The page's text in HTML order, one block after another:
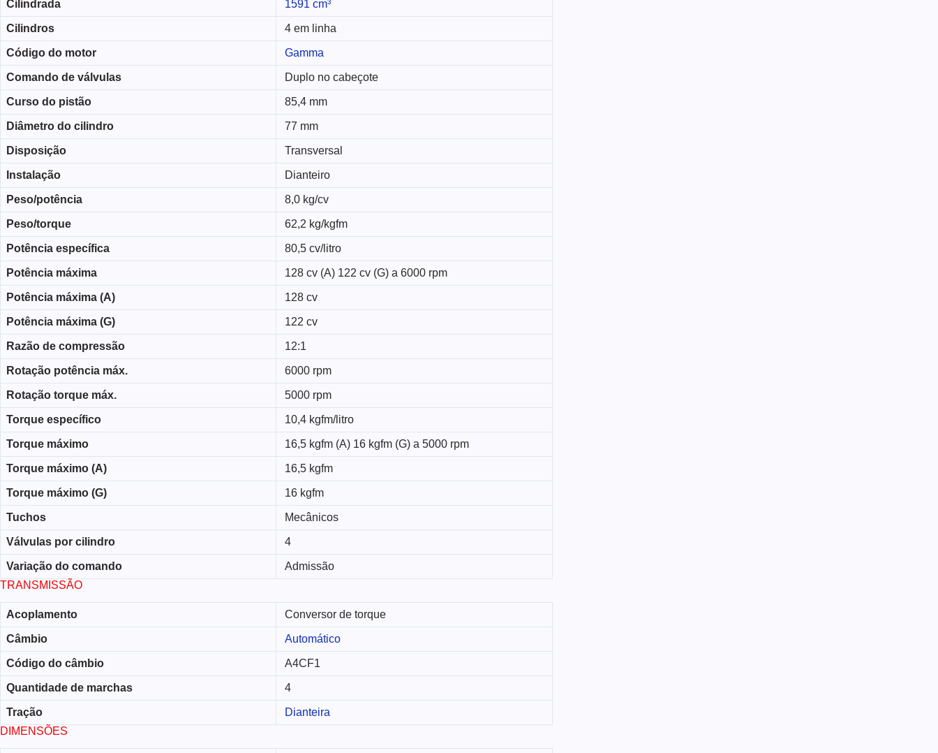
Cilindrada 1591 cm³
Cilindros 4 em linha
Código do motor Gamma
Comando de válvulas Duplo no cabeçote
Curso do pistão 85,4 mm
Diâmetro do cilindro 77 mm
Disposição Transversal
Instalação Dianteiro
Peso/potência 8,0 kg/cv
Peso/torque 62,2 kg/kgfm
Potência específica 80,5 cv/litro
Potência máxima 128 cv (A) 122 cv (G) a 6000 rpm
Potência máxima (A) 128 cv
Potência máxima (G) 122 cv
Razão de compressão 12:1
Rotação potência máx. 6000 rpm
Rotação torque máx. 5000 rpm
Torque específico 10,4 kgfm/litro
Torque máximo 16,5 kgfm (A) 16 kgfm (G) a 5000 rpm
Torque máximo (A) 16,5 kgfm
Torque máximo (G) 16 kgfm
Tuchos Mecânicos
Válvulas por cilindro 4
Variação do comando
Admissão
TRANSMISSÃO
Acoplamento Conversor de torque
Câmbio Automático
Código do câmbio A4CF1
Quantidade de marchas 4
Tração
Dianteira
DIMENSÕES